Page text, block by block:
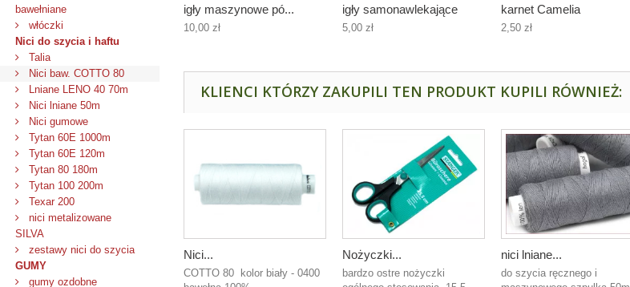
bawełniane
włóczki
Nici do szycia i haftu
Talia
Nici baw. COTTO 80
Lniane LENO 40 70m
Nici lniane 50m
Nici gumowe
Tytan 60E 1000m
Tytan 60E 120m
Tytan 80 180m
Tytan 100 200m
Texar 200
nici metalizowane
SILVA
zestawy nici do szycia
GUMY
gumy ozdobne
igły maszynowe pó...
10,00 zł
igły samonawlekające
5,00 zł
karnet Camelia
2,50 zł
KLIENCI KTÓRZY ZAKUPILI TEN PRODUKT KUPILI RÓWNIEŻ:
Nici...
COTTO 80 kolor biały - 0400
Nożyczki...
bardzo ostre nożyczki
nici lniane...
do szycia ręcznego i